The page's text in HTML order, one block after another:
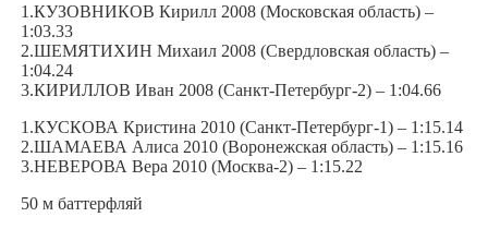
1.КУЗОВНИКОВ Кирилл 2008 (Московская область) –
1:03.33
2.ШЕМЯТИХИН Михаил 2008 (Свердловская область) –
1:04.24
3.КИРИЛЛОВ Иван 2008 (Санкт-Петербург-2) – 1:04.66
1.КУСКОВА Кристина 2010 (Санкт-Петербург-1) – 1:15.14
2.ШАМАЕВА Алиса 2010 (Воронежская область) – 1:15.16
3.НЕВЕРОВА Вера 2010 (Москва-2) – 1:15.22
50 м баттерфляй